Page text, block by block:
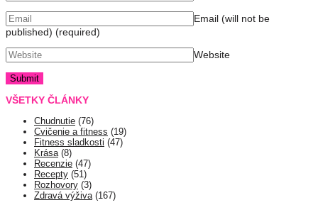
Email (will not be
published) (required)
Website
VŠETKY ČLÁNKY
Chudnutie (76)
Cvičenie a fitness (19)
Fitness sladkosti (47)
Krása(8)
Recenzie (47)
Recepty (51)
Rozhovory (3)
Zdravá výživa(167)